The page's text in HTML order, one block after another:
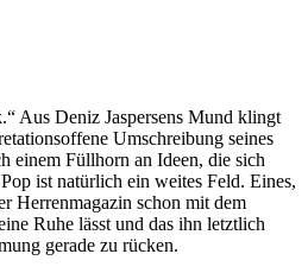
Aus Deniz Jaspersens Mund klingt
Umschreibung seines
einem Füllhorn an Ideen, die sich
ist natürlich ein weites Feld. Eines,
Herrenmagazin schon mit dem
Ruhe lässt und das ihn letztlich
gerade zu rücken.